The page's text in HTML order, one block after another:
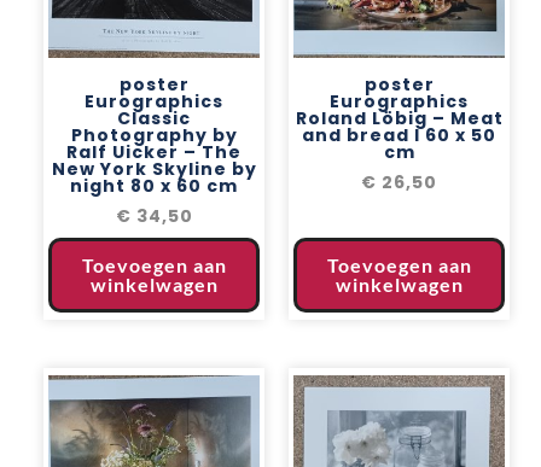
poster
Eurographics
Classic
Photography by
Ralf Uicker – The
New York Skyline by
night 80 x 60 cm
€ 34,50
Toevoegen aan
winkelwagen
poster
Eurographics
Roland Löbig – Meat
and bread I 60 x 50
cm
€ 26,50
Toevoegen aan
winkelwagen